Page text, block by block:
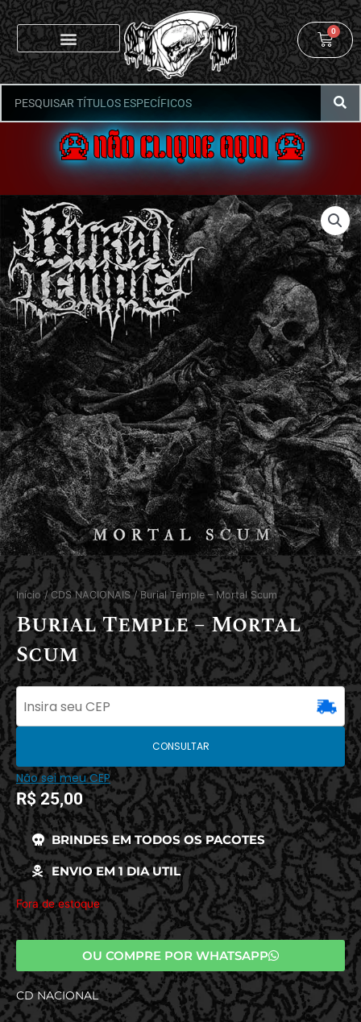
0
🤮 NÃO CLIQUE AQUI 🤮
Início/CDS NACIONAIS/ Burial Temple – Mortal Scum
Burial Temple – Mortal
Scum
CONSULTAR
Não sei meu CEP
R$25,00
BRINDES EM TODOS OS PACOTES
ENVIO EM 1 DIA UTIL
Fora de estoque
OU COMPRE POR WHATSAPP
CD NACIONAL